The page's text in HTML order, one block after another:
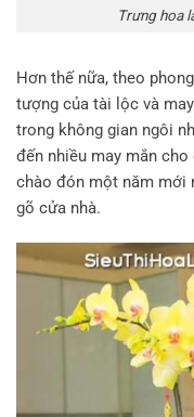
Trưng hoa
Hơn thế nữa, theo
tượng của tài lộc và
trong không gian ngôi
đến nhiều may mắn
chào đón một năm mới
gõ cửa nhà.